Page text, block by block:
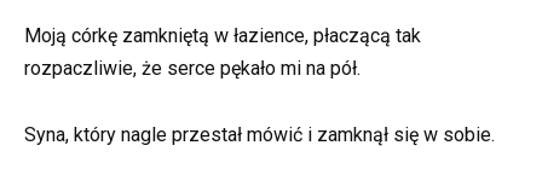
Moją córkę zamkniętą w łazience, płaczącą tak
rozpaczliwie, że serce pękało mi na pół.
Syna, który nagle przestał mówić i zamknął się w sobie.